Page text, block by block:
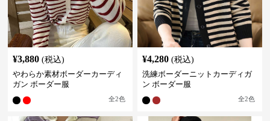
¥3,880 (税込)
やわらか素材ボーダーカーディ
ガン ボーダー服
全2色
¥4,280 (税込)
洗練ボーダーニットカーディガ
ン ボーダー服
全2色